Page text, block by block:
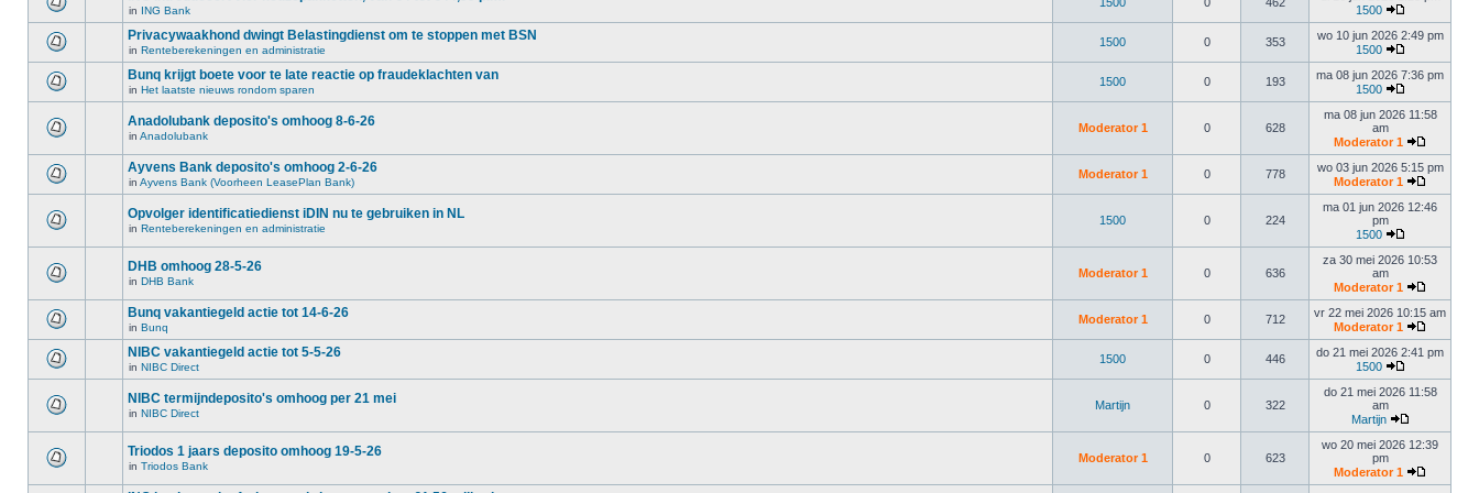
in ING Bank
1500
Privacywaakhond dwingt Belastingdienst om te stoppen met BSN
in Renteberekeningen en administratie
1500 0 353
wo 10 jun 2026 2:49 pm
1500
Bunq krijgt boete voor te late reactie op fraudeklachten van
in Het laatste nieuws rondom sparen
1500 0 193
ma 08 jun 2026 7:36 pm
1500
Anadolubank deposito's omhoog 8-6-26
in Anadolubank
Moderator 1 0 628
ma 08 jun 2026 11:58
am
Moderator 1
Ayvens Bank deposito's omhoog 2-6-26
in Ayvens Bank (Voorheen LeasePlan Bank)
Moderator 1 0 778
wo 03 jun 2026 5:15 pm
Moderator 1
Opvolger identificatiedienst iDIN nu te gebruiken in NL
in Renteberekeningen en administratie
1500 0 224
ma 01 jun 2026 12:46
pm
1500
DHB omhoog 28-5-26
in DHB Bank
Moderator 1 0 636
za 30 mei 2026 10:53
am
Moderator 1
Bunq vakantiegeld actie tot 14-6-26
in Bunq
Moderator 1 0 712
vr 22 mei 2026 10:15 am
Moderator 1
NIBC vakantiegeld actie tot 5-5-26
in NIBC Direct
1500 0 446
do 21 mei 2026 2:41 pm
1500
NIBC termijndeposito's omhoog per 21 mei
in NIBC Direct
Martijn 0 322
do 21 mei 2026 11:58
am
Martijn
Triodos 1 jaars deposito omhoog 19-5-26
in Triodos Bank
Moderator 1 0 623
wo 20 mei 2026 12:39
pm
Moderator 1